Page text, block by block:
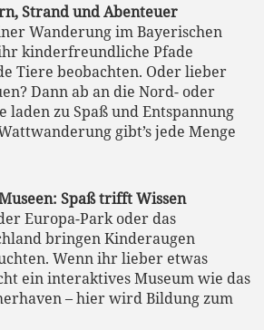
Strand und Abenteuer
Wanderung im Bayerischen
kinderfreundliche Pfade
Tiere beobachten. Oder lieber
Dann ab an die Nord- oder
laden zu Spaß und Entspannung
gibt’s jede Menge
Spaß trifft Wissen
Europa-Park oder das
bringen Kinderaugen
Wenn ihr lieber etwas
ein interaktives Museum wie das
– hier wird Bildung zum